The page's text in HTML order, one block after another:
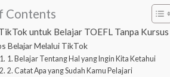
Contents
untuk Belajar TOEFL Tanpa Kursus
Belajar Melalui TikTok
1. Belajar Tentang Hal yang Ingin Kita Ketahui
2. Catat Apa yang Sudah Kamu Pelajari